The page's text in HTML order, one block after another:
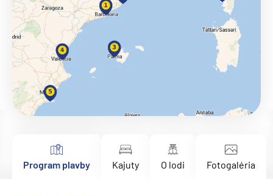
Program plavby Kajuty O lodi Fotogaléria